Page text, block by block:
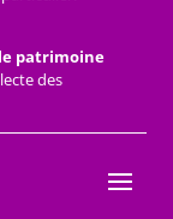
le patrimoine
des